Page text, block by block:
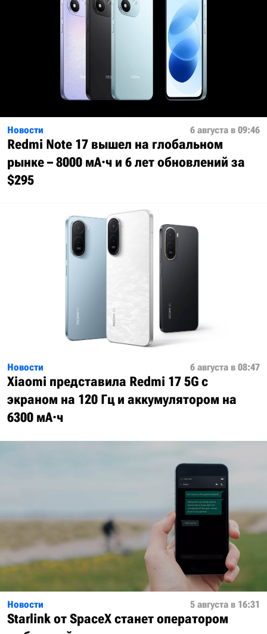
Новости 6 августа в 09:46
Redmi Note 17 вышел на глобальном
рынке – 8000 мА·ч и 6 лет обновлений за
$295
Новости 6 августа в 08:47
Xiaomi представила Redmi 17 5G с
экраном на 120 Гц и аккумулятором на
6300 мА·ч
Новости 5 августа в 16:31
Starlink от SpaceX станет оператором